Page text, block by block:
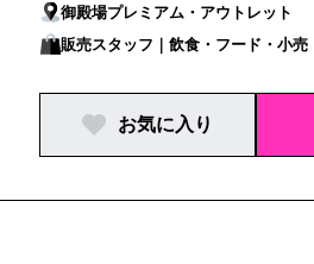
御殿場プレミアム・アウトレット
販売スタッフ｜飲食・フード・小売
お気に入り